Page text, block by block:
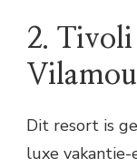
2.
Dit resort is
luxe